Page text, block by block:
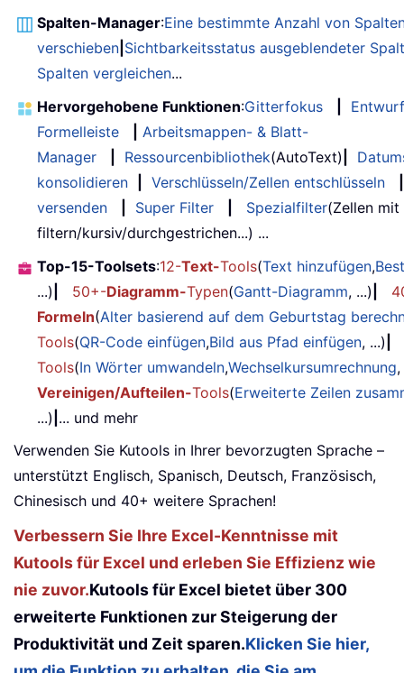
Spalten-Manager:Eine bestimmte Anzahl von
verschieben Sichtbarkeitsstatus ausgeblendeter
Spalten vergleichen...
Hervorgehobene Funktionen:Gitterfokus
Entwurf
Formelleiste
Arbeitsmappen- & Blatt-
Manager
Ressourcenbibliothek(AutoText)
konsolidieren
Verschlüsseln/Zellen entschlüsseln
versenden
Super Filter Spezialfilter(Zellen
filtern/kursiv/durchgestrichen...) ...
Top-15-Toolsets:12-Text-Tools(Text hinzufügen,
...)
50+-Diagramm-Typen(Gantt-Diagramm, ...)
Formeln(Alter basierend auf dem Geburtstag
Tools(QR-Code einfügen,Bild aus Pfad einfügen, ...)
Tools(In Wörter umwandeln,Wechselkursumrechnung
Vereinigen/Aufteilen-Tools(Erweiterte Zeilen
...) ... und mehr
Verwenden Sie Kutools in Ihrer bevorzugten Sprache –
unterstützt Englisch, Spanisch, Deutsch, Französisch,
Chinesisch und 40+ weitere Sprachen!
Verbessern Sie Ihre Excel-Kenntnisse mit
Kutools für Excel und erleben Sie Effizienz wie
nie zuvor.Kutools für Excel bietet über 300
erweiterte Funktionen zur Steigerung der
Produktivität und Zeit sparen.Klicken Sie hier,